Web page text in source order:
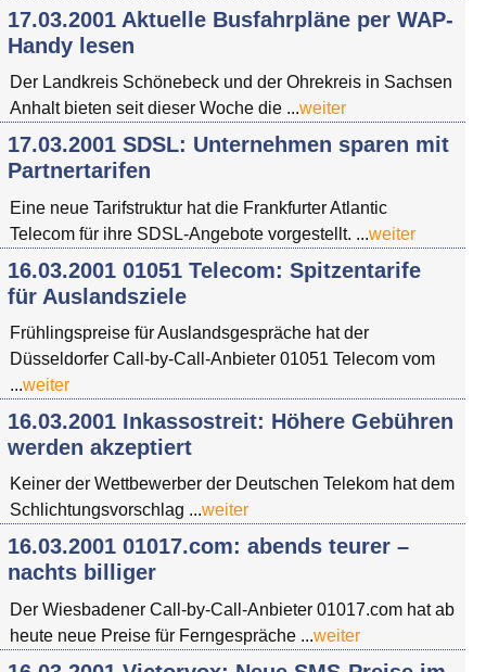
17.03.2001 Aktuelle Busfahrpläne per WAP-
Handy lesen
Der Landkreis Schönebeck und der Ohrekreis in Sachsen
Anhalt bieten seit dieser Woche die ...weiter
17.03.2001 SDSL: Unternehmen sparen mit
Partnertarifen
Eine neue Tarifstruktur hat die Frankfurter Atlantic
Telecom für ihre SDSL-Angebote vorgestellt. ...weiter
16.03.2001 01051 Telecom: Spitzentarife
für Auslandsziele
Frühlingspreise für Auslandsgespräche hat der
Düsseldorfer Call-by-Call-Anbieter 01051 Telecom vom
...weiter
16.03.2001 Inkassostreit: Höhere Gebühren
werden akzeptiert
Keiner der Wettbewerber der Deutschen Telekom hat dem
Schlichtungsvorschlag ...weiter
16.03.2001 01017.com: abends teurer –
nachts billiger
Der Wiesbadener Call-by-Call-Anbieter 01017.com hat ab
heute neue Preise für Ferngespräche ...weiter